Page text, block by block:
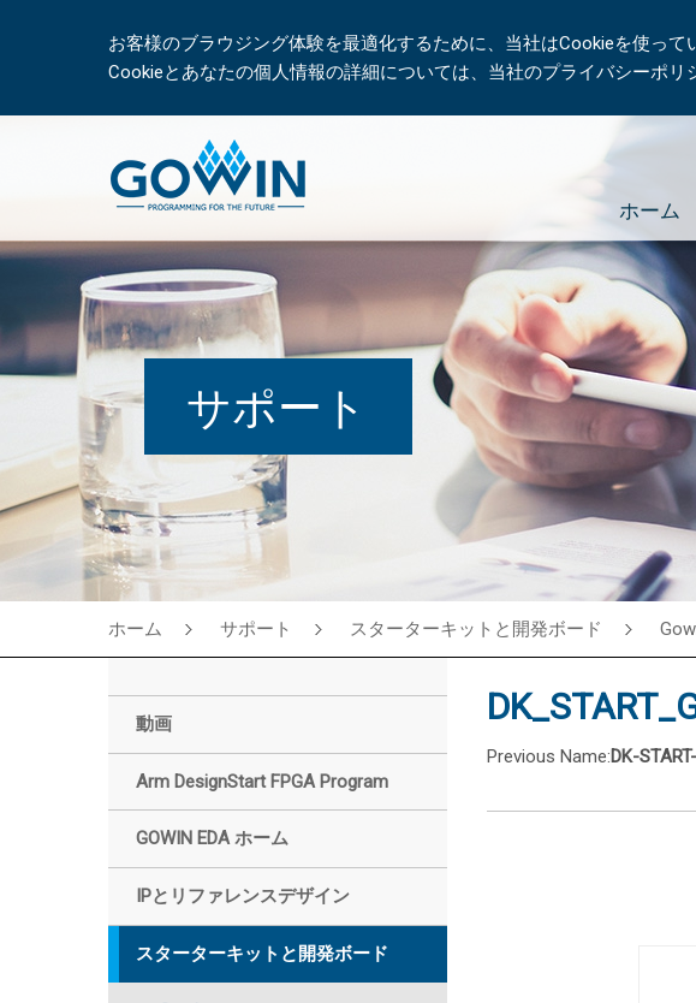
お客様のブラウジング体験を最適化するために、当社はCookieを使っ
Cookieとあなたの個人情報の詳細については、当社のプライバシーポリ
ホーム
サポート
ホーム サポート スターターキットと開発ボード
動画
Arm DesignStart FPGA Program
GOWIN EDA ホーム
IPとリファレンスデザイン
スターターキットと開発ボード
Previous Name:DK-